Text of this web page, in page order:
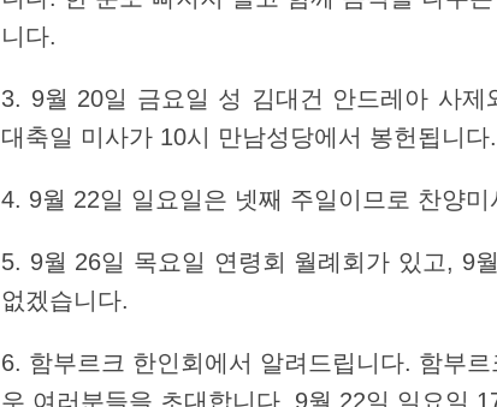
니다.
3. 9월 20일 금요일 성 김대건 안드레아 사
대축일 미사가 10시 만남성당에서 봉헌됩니다.
4. 9월 22일 일요일은 넷째 주일이므로 찬양미
5. 9월 26일 목요일 연령회 월례회가 있고, 9
없겠습니다.
6. 함부르크 한인회에서 알려드립니다. 함부
우 여러분들을 초대합니다. 9월 22일 일요일